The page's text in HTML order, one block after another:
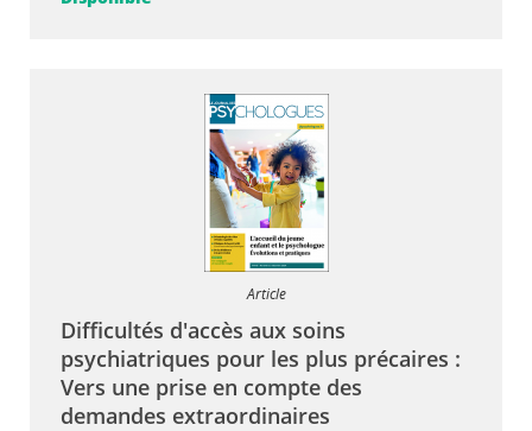
Article
Difficultés d'accès aux soins
psychiatriques pour les plus précaires :
Vers une prise en compte des
demandes extraordinaires